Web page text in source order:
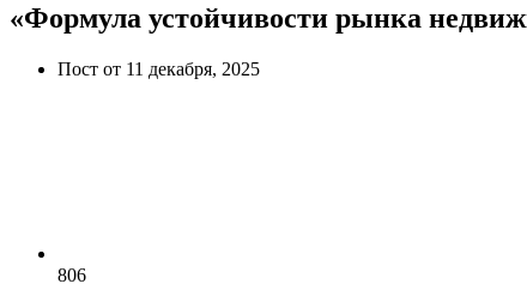
«Формула устойчивости рынка
Пост от 11 декабря, 2025
806